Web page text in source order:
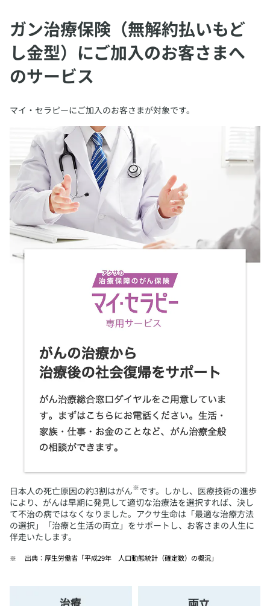
ガン治療保険（無解約払いもど
し金型）にご加入のお客さまへ
のサービス
​マイ・セラピーにご加入のお客さまが対象です。
​日本人の死亡原因の約3割はがん※です。しかし、医療技術の進歩
により、がんは早期に発見して適切な治療法を選択すれば、決し
て不治の病ではなくなりました。アクサ生命は「最適な治療方法
の選択」「治療と生活の両立」をサポートし、お客さまの人生に
伴走いたします。
​出典：厚生労働省「平成29年 人口動態統計（確定数）の概況」